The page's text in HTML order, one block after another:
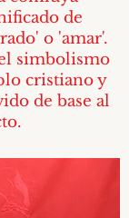
de
o 'amar'.
simbolismo
cristiano y
de base al